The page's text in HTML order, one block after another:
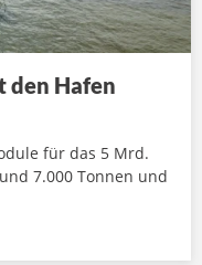
den Hafen
für das 5 Mrd.
7.000 Tonnen und